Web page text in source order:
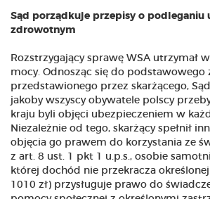
Sąd porządkuje przepisy o podleganiu
zdrowotnym
Rozstrzygający sprawę WSA utrzymał
mocy. Odnosząc się do podstawowego
przedstawionego przez skarżącego,
jakoby wszyscy obywatele polscy
kraju byli objęci ubezpieczeniem w
Niezależnie od tego, skarżący spełnił
objęcia go prawem do korzystania ze
z art. 8 ust. 1 pkt 1 u.p.s., osobie
której dochód nie przekracza
1010 zł) przysługuje prawo do